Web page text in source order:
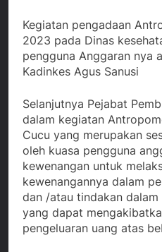
Kegiatan pengadaan
2023 pada Dinas
pengguna Anggaran nya
Kadinkes Agus Sanusi
Selanjutnya Pejabat
dalam kegiatan
Cucu yang merupakan
oleh kuasa pengguna
kewenangan untuk
kewenangannya dalam
dan /atau tindakan
yang dapat
pengeluaran uang atas